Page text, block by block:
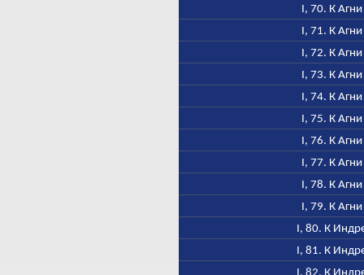
I, 70. К Агни
I, 71. К Агни
I, 72. К Агни
I, 73. К Агни
I, 74. К Агни
I, 75. К Агни
I, 76. К Агни
I, 77. К Агни
I, 78. К Агни
I, 79. К Агни
I, 80. К
I, 81. К
I, 82. К